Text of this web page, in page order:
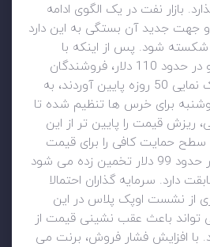
تأثیر بگذارد. بازار نفت در یک الگوی ادامه
جهت جدید آن بستگی به این دارد
شود. پس از اینکه با
رسیدن به لبه بالایی الگو در حدود 110 دلار، فروشندگان
قیمت را به سمت متحرک نمایی 50 روزه پایین آوردند، به
برای خرس ها تنظیم شده تا
ریزش قیمت را پایین تر از این
سطح حمایت کافی را برای قیمت
فراهم نکند مانع بعدی در حدود 99 دلار تخمین زده می شود
دارد. سرمایه گذاران احتمالا
از نشست اوپک پلاس در این
تواند باعث عقب نشینی قیمت از
با افزایش فشار فروش، برنت می